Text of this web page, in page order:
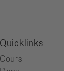
Quicklinks
Cours